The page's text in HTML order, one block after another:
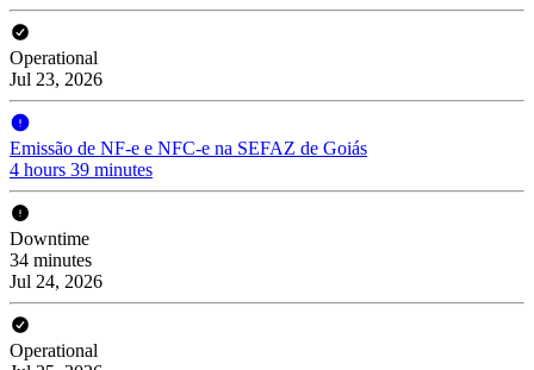
Operational
Jul 23, 2026
Emissão de NF-e e NFC-e na SEFAZ de Goiás
4 hours 39 minutes
Downtime
34 minutes
Jul 24, 2026
Operational